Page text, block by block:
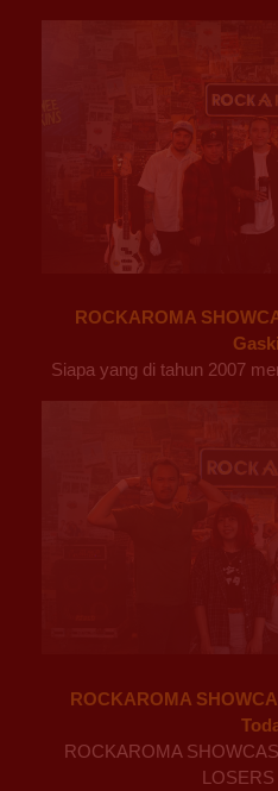
ROCKAROMA
Siapa yang di tahun 2007
ROCKAROMA
ROCKAROMA
LOSERS